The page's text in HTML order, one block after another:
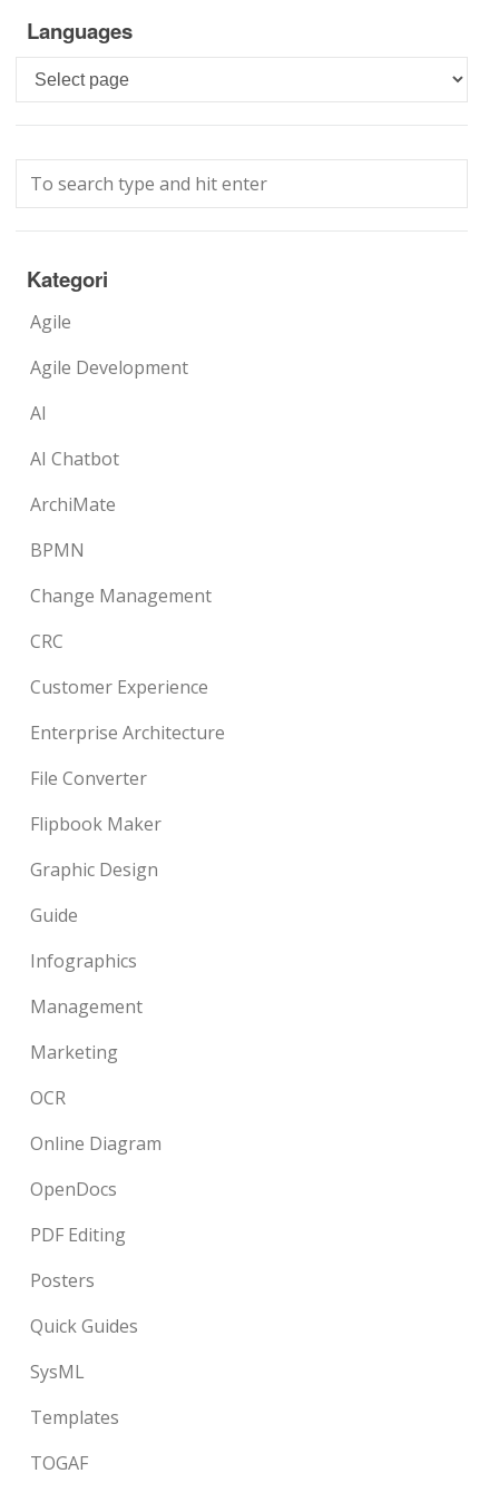
Languages
Languages
Kategori
Agile
Agile Development
AI
AI Chatbot
ArchiMate
BPMN
Change Management
CRC
Customer Experience
Enterprise Architecture
File Converter
Flipbook Maker
Graphic Design
Guide
Infographics
Management
Marketing
OCR
Online Diagram
OpenDocs
PDF Editing
Posters
Quick Guides
SysML
Templates
TOGAF